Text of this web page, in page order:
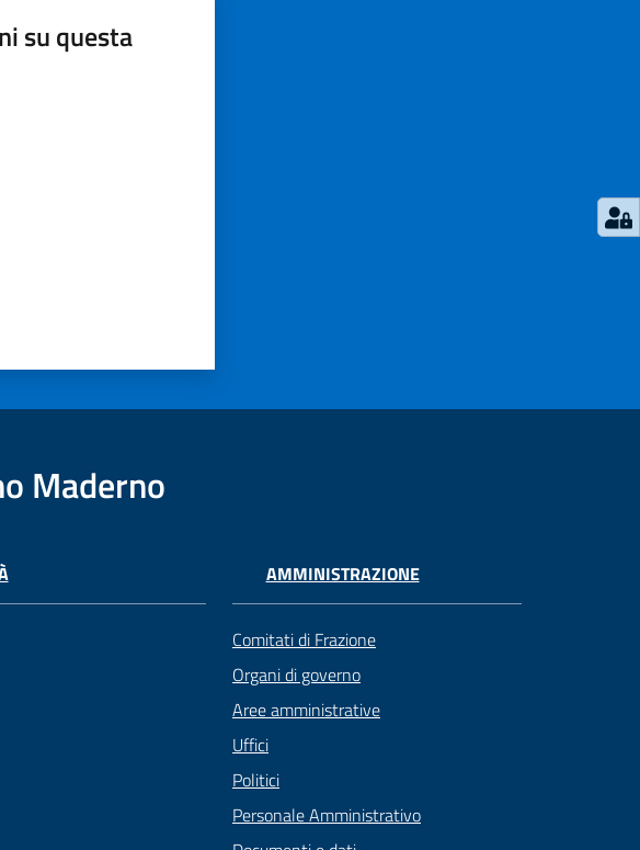
su questa
Maderno
AMMINISTRAZIONE
Comitati di Frazione
Organi di governo
Aree amministrative
Uffici
Politici
Personale Amministrativo